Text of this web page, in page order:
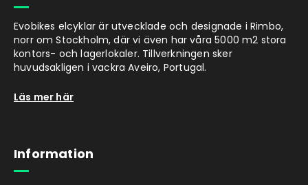
Evobikes elcyklar är utvecklade och designade i Rimbo,
norr om Stockholm, där vi även har våra 5000 m2 stora
kontors- och lagerlokaler. Tillverkningen sker
huvudsakligen i vackra Aveiro, Portugal.
Läs mer här
Information